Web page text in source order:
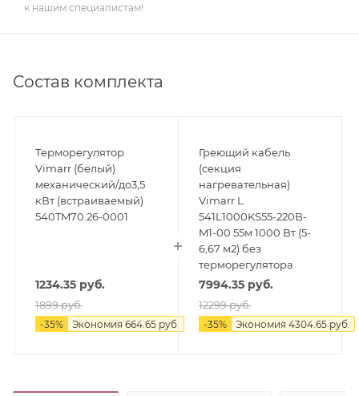
к нашим специалистам!
Состав комплекта
Терморегулятор
Vimarr (белый)
механический/до3,5
кВт (встраиваемый)
540TM70.26-0001
1234.35руб.
1899руб.
-35% Экономия 664.65руб.
Греющий кабель
(секция
нагревательная)
Vimarr L
541L1000KS55-220B-
M1-00 55м 1000 Вт (5-
6,67 м2) без
терморегулятора
7994.35 руб.
12299руб.
-35% Экономия 4304.65 руб.